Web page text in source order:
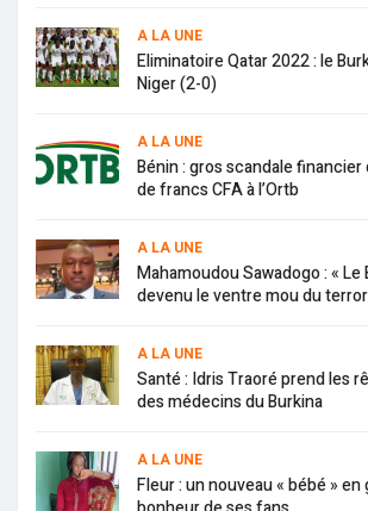
A LA UNE
Eliminatoire Qatar 2022 : le
Niger (2-0)
A LA UNE
Bénin : gros scandale
de francs CFA à l’Ortb
A LA UNE
Mahamoudou Sawadogo : « Le
devenu le ventre mou du
A LA UNE
Santé : Idris Traoré prend les
des médecins du Burkina
A LA UNE
Fleur : un nouveau « bébé »